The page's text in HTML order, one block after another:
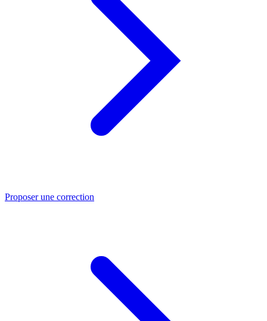
Proposer une correction